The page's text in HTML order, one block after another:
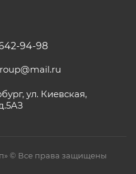
94-98
ул. Киевская,
© Все права защищены